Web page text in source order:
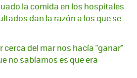
la comida en los hospitales
dan la razón a los que se
cerca del mar nos hacía "ganar"
no sabíamos es que era